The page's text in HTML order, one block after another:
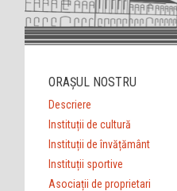
ORAȘUL NOSTRU
Descriere
Instituții de cultură
Instituții de învățământ
Instituții sportive
Asociații de proprietari